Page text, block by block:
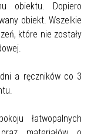
obiektu. Dopiero
obiekt. Wszelkie
które nie zostały
a ręczników co 3
łatwopalnych